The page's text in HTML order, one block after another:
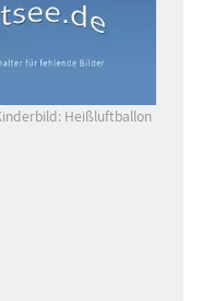
Heißluftballon